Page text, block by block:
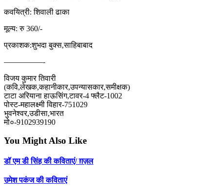
कवयित्री: शिवाली ढाका
मूल्य: रु 360/-
प्रकाशक:शुभदा बुक्स,साहिबाबाद
—————-
विजय कुमार तिवारी
(कवि,लेखक,कहानीकार,उपन्यासकार,समीक्षक)
टाटा अरियाना हाऊसिंग,टावर-4 फ्लैट-1002
पोस्ट-महालक्ष्मी विहार-751029
भुवनेश्वर,उडीसा,भारत
मो०-9102939190
You Might Also Like
डॉ एम डी सिंह की कविताएं/ ग़ज़ल
उमेश पकंज की कविताएं